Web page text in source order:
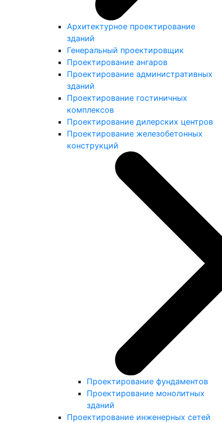
Архитектурное проектирование
зданий
Генеральный проектировщик
Проектирование ангаров
Проектирование административных
зданий
Проектирование гостиничных
комплексов
Проектирование дилерских центров
Проектирование железобетонных
конструкций
Проектирование фундаментов
Проектирование монолитных
зданий
Проектирование инженерных сетей